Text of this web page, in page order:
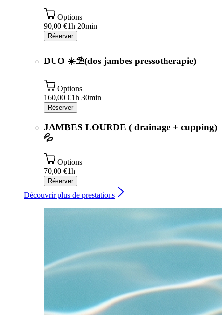
Options
90,00 €1h 20min
Réserver
DUO ☀️⛱️(dos jambes pressotherapie)
Options
160,00 €1h 30min
Réserver
JAMBES LOURDE ( drainage + cupping)
💦
Options
70,00 €1h
Réserver
Découvrir plus de prestations